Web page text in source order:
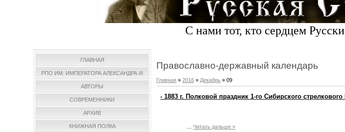
С нами тот, кто сердцем
ГЛАВНАЯ
РПО ИМ. ИМПЕРАТОРА АЛЕКСАНДРА III
АВТОРЫ
СОВРЕМЕННИКИ
АРХИВ
КНИЖНАЯ ПОЛКА
Православно-державный календарь
Главная »2016 » Декабрь » 09
- 1883 г. Полковой праздник 1-го Сибирского
... Читать дальше »